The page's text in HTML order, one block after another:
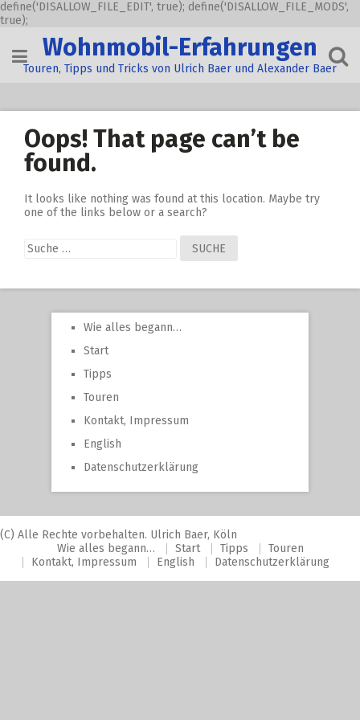
define('DISALLOW_FILE_EDIT', true); define('DISALLOW_FILE_MODS',
true);
content
Wohnmobil-Erfahrungen
Touren, Tipps und Tricks von Ulrich Baer und Alexander Baer
Oops! That page can’t be
found.
It looks like nothing was found at this location. Maybe try
one of the links below or a search?
Suche
nach:
Wie alles begann…
Start
Tipps
Touren
Kontakt, Impressum
English
Datenschutzerklärung
(C) Alle Rechte vorbehalten. Ulrich Baer, Köln
Wie alles begann…
Start Tipps
Touren
Kontakt, Impressum
English Datenschutzerklärung